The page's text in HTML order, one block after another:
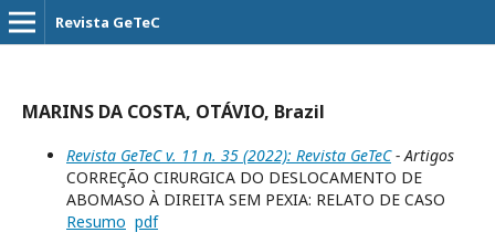
Revista GeTeC
MARINS DA COSTA, OTÁVIO, Brazil
Revista GeTeC v. 11 n. 35 (2022): Revista GeTeC- Artigos
CORREÇÃO CIRURGICA DO DESLOCAMENTO DE
ABOMASO À DIREITA SEM PEXIA: RELATO DE CASO
Resumo pdf